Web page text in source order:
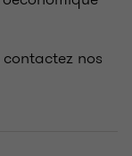
contactez nos